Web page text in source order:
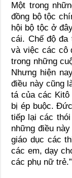
Một trong
đồng bộ tộc
hội bộ tộc ở
cái. Chế độ đa
và việc các cô
trong những
Nhưng hiện
điều này cũng
tá của các
bị ép buộc.
tiếp lại các
những điều
giáo dục các
các em, dạy
các phụ nữ trẻ.”